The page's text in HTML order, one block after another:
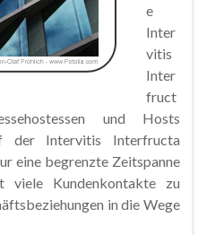
e
Inter
vitis
Inter
fruct
und Hosts
der Intervitis Interfructa
eine begrenzte Zeitspanne
viele Kundenkontakte zu
in die Wege